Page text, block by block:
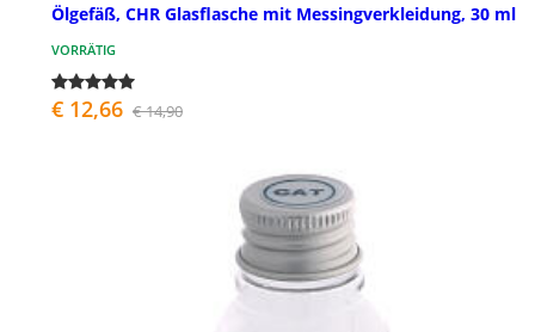
Ölgefäß, CHR Glasflasche mit Messingverkleidung, 30 ml
VORRÄTIG
€ 12,66 € 14,90